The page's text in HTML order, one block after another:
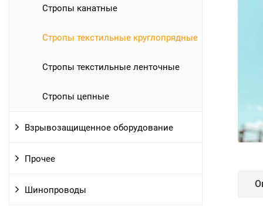
Стропы канатные
Стропы текстильные круглопрядные
Стропы текстильные ленточные
Стропы цепные
Взрывозащищенное оборудование
Прочее
Шинопроводы